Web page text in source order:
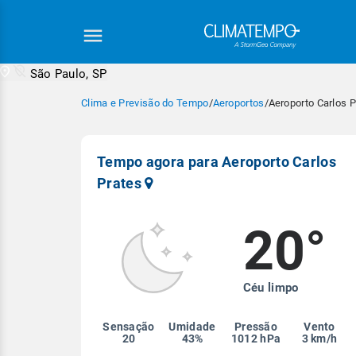
São Paulo, SP
Clima e Previsão do Tempo/Aeroportos/Aeroporto Carlos
Tempo agora para Aeroporto Carlos
Prates
20°
Céu limpo
Sensação
20
Umidade
43%
Pressão
1012 hPa
Vento
3 km/h
Equipe